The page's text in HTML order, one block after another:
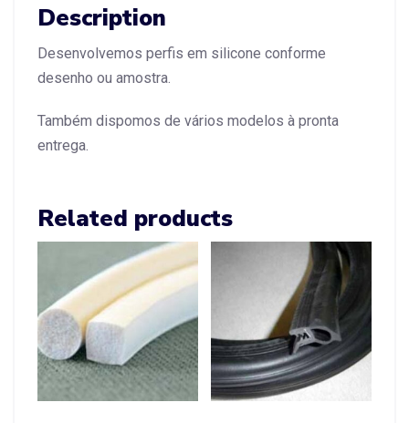
Description
Desenvolvemos perfis em silicone conforme
desenho ou amostra.
Também dispomos de vários modelos à pronta
entrega.
Related products